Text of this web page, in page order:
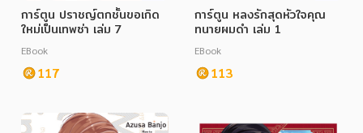
การ์ตูน ปราชญ์ตกชั้นขอเกิด
ใหม่เป็นเทพซ่า เล่ม 7
EBook
117
การ์ตูน หลงรักสุดหัวใจคุณ
ทนายผมดำ เล่ม 1
EBook
113